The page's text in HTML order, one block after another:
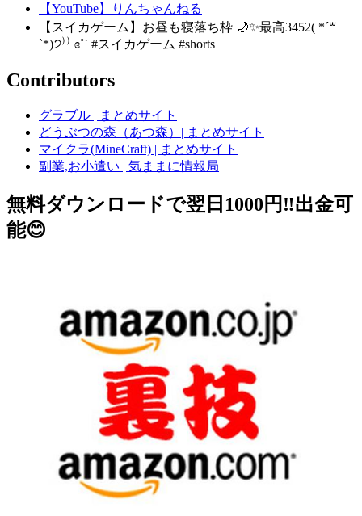
【YouTube】りんちゃんねる
【スイカゲーム】お昼も寝落ち枠 🌙✨最高3452( *´꒳
`*)੭⁾⁾ ɞ˚˙ #スイカゲーム #shorts
Contributors
グラブル | まとめサイト
どうぶつの森（あつ森）| まとめサイト
マイクラ(MineCraft) | まとめサイト
副業,お小遣い | 気ままに情報局
無料ダウンロードで翌日1000円‼️出金可
能😊